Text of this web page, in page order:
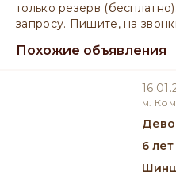
только резерв
запросу. Пишите, на
Похожие объявления
м.
6 лет